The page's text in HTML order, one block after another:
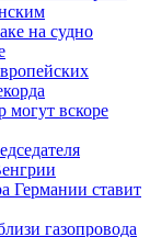
на судно
вскоре
Германии ставит
газопровода